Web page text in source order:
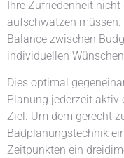
Ihre Zufriedenheit
aufschwatzen
Balance zwischen
individuellen
Dies optimal
Planung jederzeit aktiv
Ziel. Um dem gerecht
Badplanungstechnik
Zeitpunkten ein